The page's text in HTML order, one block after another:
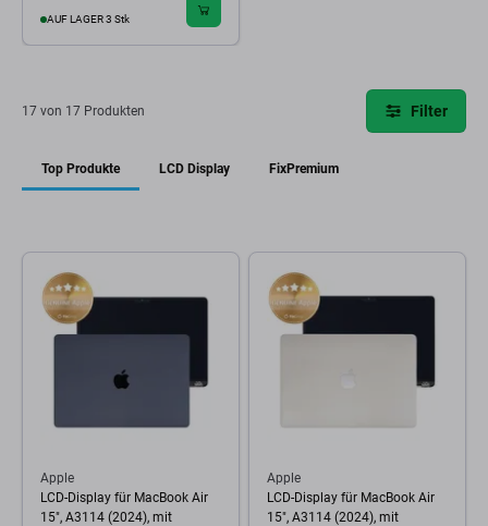
AUF LAGER 3 Stk
17 von 17 Produkten Filter
Top Produkte LCD Display FixPremium
Apple
LCD-Display für MacBook Air
15", A3114 (2024), mit
Apple
LCD-Display für MacBook Air
15", A3114 (2024), mit